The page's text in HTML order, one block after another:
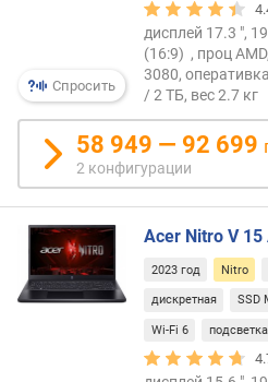
м
о
в
U
S
B
(
ш
т
Спросить
дисплей 17.3 ",
(16:9) , проц
3080,
/ 2 ТБ, вес 2.7 кг
58 949 — 92 699
2 конфигурации
Acer Nitro V 15
2023 год Nitro
дискретная SSD
Wi-Fi 6 подсветка